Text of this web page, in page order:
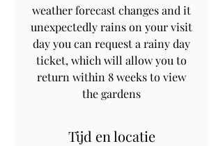
weather forecast changes and it
unexpectedly rains on your visit
day you can request a rainy day
ticket, which will allow you to
return within 8 weeks to view
the gardens
Tijd en locatie